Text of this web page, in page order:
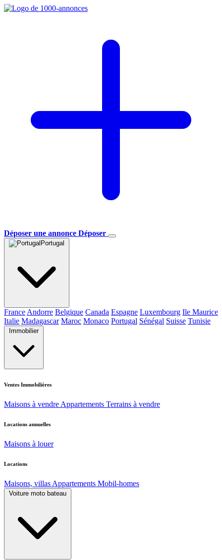
Déposer une annonce Déposer
Portugal
France Andorre Belgique Canada Espagne Luxembourg Ile Maurice
Italie Madagascar Maroc Monaco Portugal Sénégal Suisse Tunisie
Immobilier
Ventes Immobilières
Maisons à vendre Appartements Terrains à vendre
Locations annuelles
Maisons à louer
Locations
Maisons, villas Appartements Mobil-homes
Voiture moto bateau